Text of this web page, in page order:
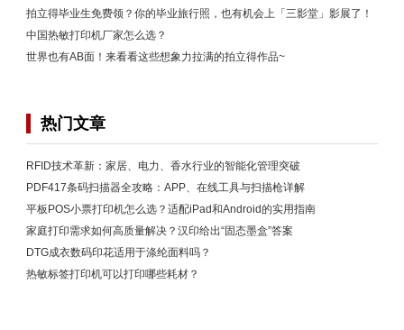
拍立得毕业生免费领？你的毕业旅行照，也有机会上「三影堂」影展了！
中国热敏打印机厂家怎么选？
世界也有AB面！来看看这些想象力拉满的拍立得作品~
热门文章
RFID技术革新：家居、电力、香水行业的智能化管理突破
PDF417条码扫描器全攻略：APP、在线工具与扫描枪详解
平板POS小票打印机怎么选？适配iPad和Android的实用指南
家庭打印需求如何高质量解决？汉印给出“固态墨盒”答案
DTG成衣数码印花适用于涤纶面料吗？
热敏标签打印机可以打印哪些耗材？